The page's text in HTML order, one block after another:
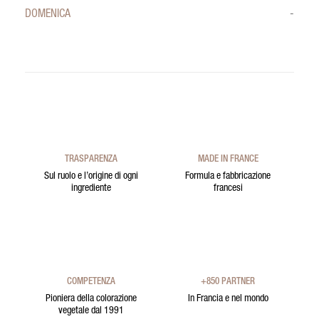
DOMENICA
-
TRASPARENZA
Sul ruolo e l’origine di ogni
ingrediente
MADE IN FRANCE
Formula e fabbricazione
francesi
COMPETENZA
Pioniera della colorazione
vegetale dal 1991
+850 PARTNER
In Francia e nel mondo